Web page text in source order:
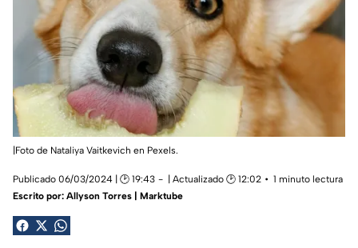
|Foto de Nataliya Vaitkevich en Pexels.
Publicado 06/03/2024 | 🕑 19:43 | Actualizado 🕑 12:02
1 minuto lectura
Escrito por: Allyson Torres | Marktube